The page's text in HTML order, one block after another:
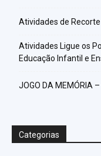
Atividades de
Atividades Ligue os
Educação Infantil e
JOGO DA MEMÓRIA –
Categorias